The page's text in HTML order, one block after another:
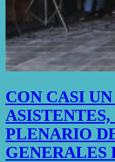
CON CASI
PLENARIO
GENERALES